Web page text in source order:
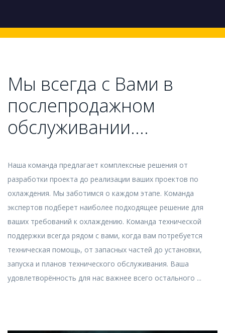
Мы всегда с Вами в
послепродажном
обслуживании....
Наша команда предлагает комплексные решения от
разработки проекта до реализации ваших проектов по
охлаждения. Мы заботимся о каждом этапе. Команда
экспертов подберет наиболее подходящее решение для
ваших требований к охлаждению. Команда технической
поддержки всегда рядом с вами, когда вам потребуется
техническая помощь, от запасных частей до установки,
запуска и планов технического обслуживания. Ваша
удовлетворённость для нас важнее всего остального ...